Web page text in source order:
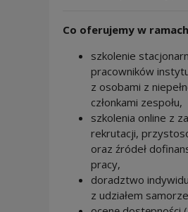
Co oferujemy w
szkolenie
pracowników
z osobami z
członkami zespołu,
szkolenia online z
rekrutacji,
oraz źródeł
pracy,
doradztwo
z udziałem